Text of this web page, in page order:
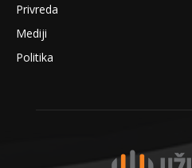
Privreda
Mediji
Politika